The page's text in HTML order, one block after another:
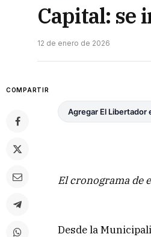
Capital: se
12 de enero de 2026
COMPARTIR
Agregar El Libertador
El cronograma de
Desde la